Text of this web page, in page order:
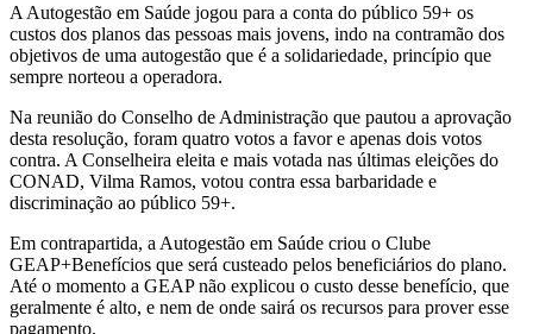
A Autogestão em Saúde jogou para a conta do público 59+ os
custos dos planos das pessoas mais jovens, indo na contramão dos
objetivos de uma autogestão que é a solidariedade, princípio que
sempre norteou a operadora.
Na reunião do Conselho de Administração que pautou a aprovação
desta resolução, foram quatro votos a favor e apenas dois votos
contra. A Conselheira eleita e mais votada nas últimas eleições do
CONAD, Vilma Ramos, votou contra essa barbaridade e
discriminação ao público 59+.
Em contrapartida, a Autogestão em Saúde criou o Clube
GEAP+Benefícios que será custeado pelos beneficiários do plano.
Até o momento a GEAP não explicou o custo desse benefício, que
geralmente é alto, e nem de onde sairá os recursos para prover esse
pagamento.